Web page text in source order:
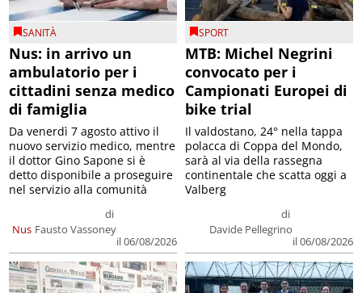
SANITÀ
Nus: in arrivo un
ambulatorio per i
cittadini senza medico
di famiglia
Nus
di
Fausto Vassoney
il 06/08/2026
Da venerdì 7 agosto attivo il
nuovo servizio medico, mentre
il dottor Gino Sapone si è
detto disponibile a proseguire
nel servizio alla comunità
SPORT
MTB: Michel Negrini
convocato per i
Campionati Europei di
bike trial
di
Davide Pellegrino
il 06/08/2026
Il valdostano, 24° nella tappa
polacca di Coppa del Mondo,
sarà al via della rassegna
continentale che scatta oggi a
Valberg